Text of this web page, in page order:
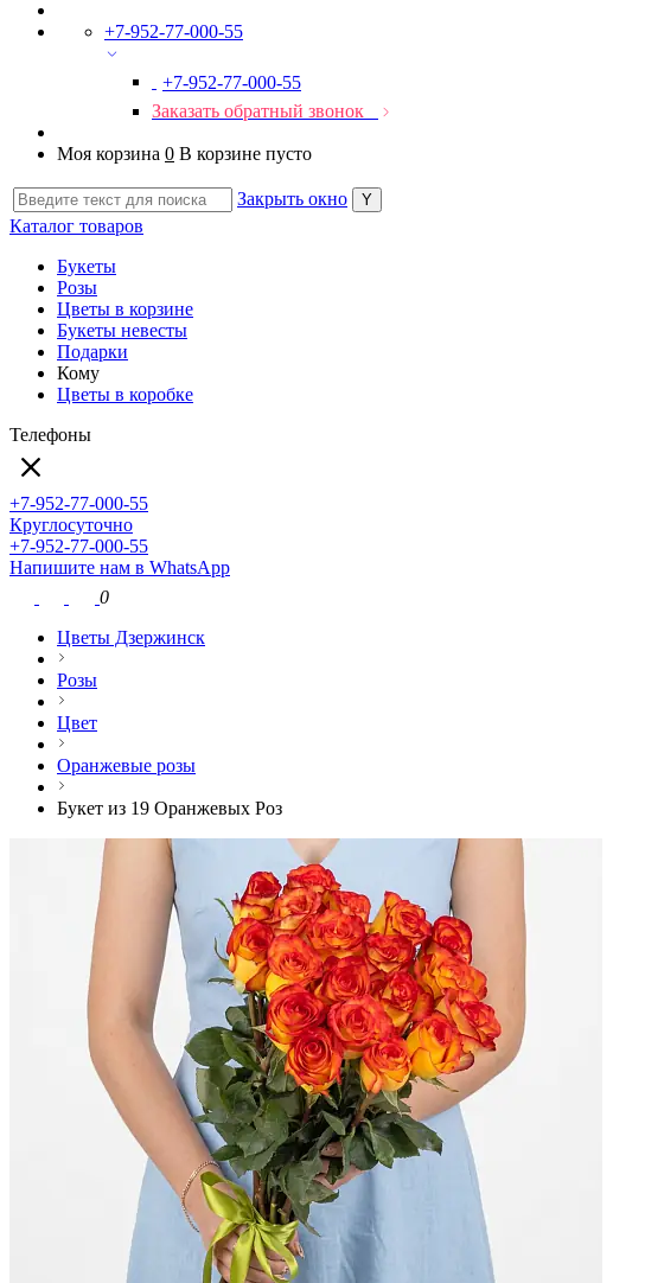
+7-952-77-000-55
+7-952-77-000-55
Заказать обратный звонок
Моя корзина 0 В корзине пусто
Закрыть окно
Каталог товаров
Букеты
Розы
Цветы в корзине
Букеты невесты
Подарки
Кому
Цветы в коробке
Телефоны
+7-952-77-000-55
Круглосуточно
+7-952-77-000-55
Напишите нам в WhatsApp
0
Цветы Дзержинск
Розы
Цвет
Оранжевые розы
Букет из 19 Оранжевых Роз